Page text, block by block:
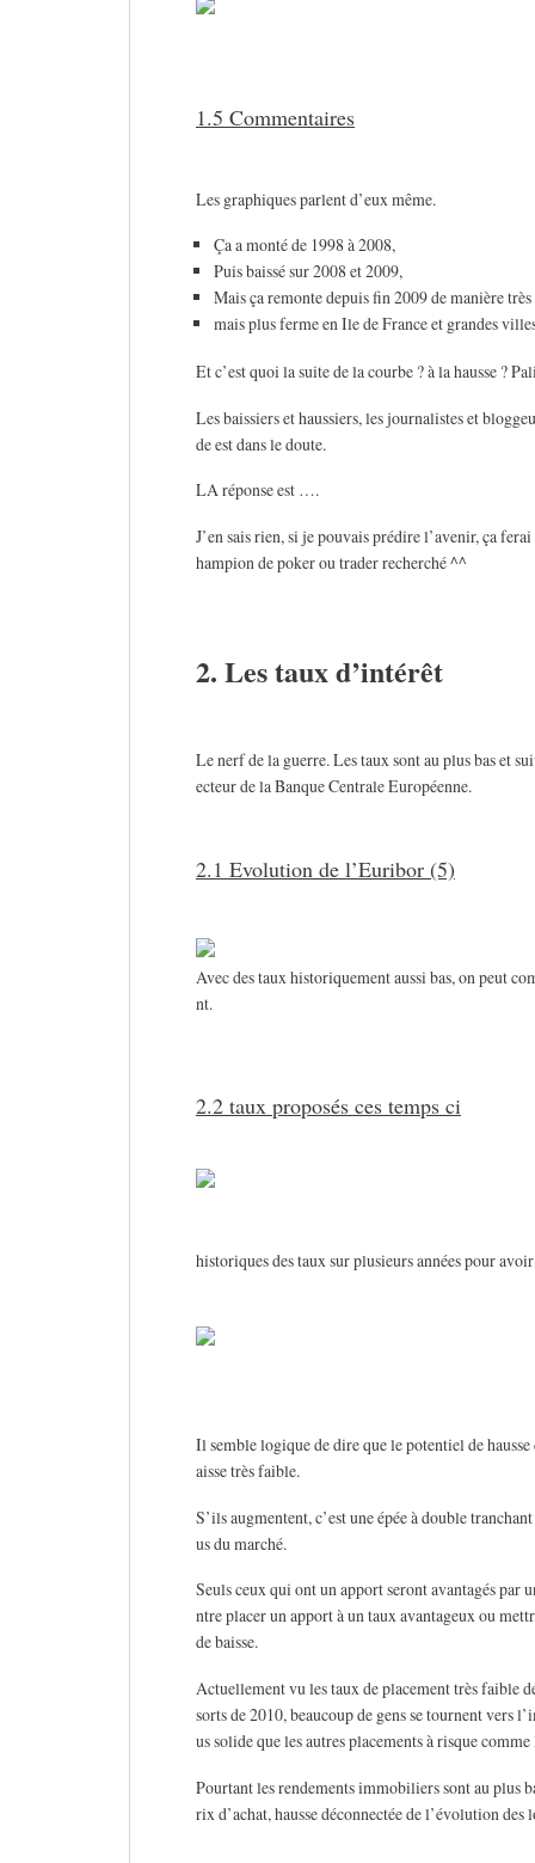
1.5 Commentaires
Les graphiques parlent d’eux même.
Ça a monté de 1998 à 2008,
Puis baissé sur 2008 et 2009,
Mais ça remonte depuis fin 2009 de manière
mais plus ferme en Ile de France et grandes
Et c’est quoi la suite de la courbe ? à la hausse ?
Les baissiers et haussiers, les journalistes et
de est dans le doute.
LA réponse est ….
J’en sais rien, si je pouvais prédire l’avenir, ça
hampion de poker ou trader recherché ^^
2. Les taux d’intérêt
Le nerf de la guerre. Les taux sont au plus bas et
ecteur de la Banque Centrale Européenne.
2.1 Evolution de l’Euribor (5)
Avec des taux historiquement aussi bas, on peut
nt.
2.2 taux proposés ces temps ci
historiques des taux sur plusieurs années pour
Il semble logique de dire que le potentiel de
aisse très faible.
S’ils augmentent, c’est une épée à double
us du marché.
Seuls ceux qui ont un apport seront avantagés par
ntre placer un apport à un taux avantageux ou
de baisse.
Actuellement vu les taux de placement très faible
sorts de 2010, beaucoup de gens se tournent vers
us solide que les autres placements à risque
Pourtant les rendements immobiliers sont au plus
rix d’achat, hausse déconnectée de l’évolution